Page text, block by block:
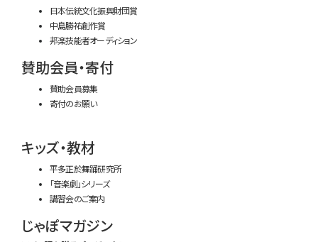
日本伝統文化振興財団賞
中島勝祐創作賞
邦楽技能者オーディション
賛助会員・寄付
賛助会員募集
寄付のお願い
キッズ・教材
平多正於舞踊研究所
「音楽劇」シリーズ
講習会のご案内
じゃぽマガジン